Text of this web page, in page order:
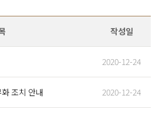
작성일
2020-12-24
조치 안내 2020-12-24